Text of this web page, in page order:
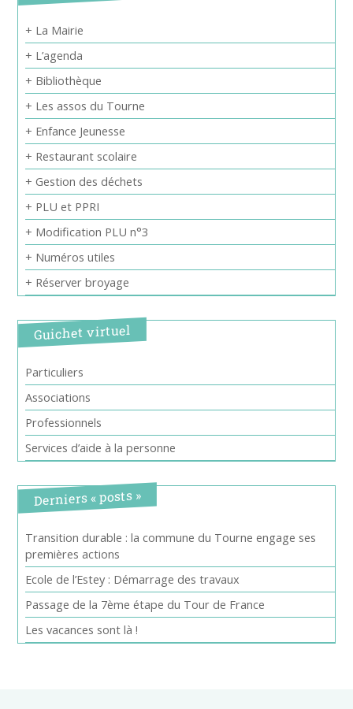
+ La Mairie
+ L’agenda
+ Bibliothèque
+ Les assos du Tourne
+ Enfance Jeunesse
+ Restaurant scolaire
+ Gestion des déchets
+ PLU et PPRI
+ Modification PLU n°3
+ Numéros utiles
+ Réserver broyage
Guichet virtuel
Particuliers
Associations
Professionnels
Services d’aide à la personne
Derniers « posts »
Transition durable : la commune du Tourne engage ses
premières actions
Ecole de l’Estey : Démarrage des travaux
Passage de la 7ème étape du Tour de France
Les vacances sont là !